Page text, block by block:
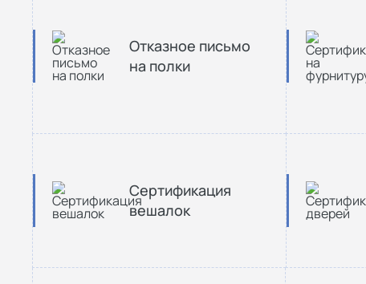
Отказное письмо
на полки
Сертификация
вешалок